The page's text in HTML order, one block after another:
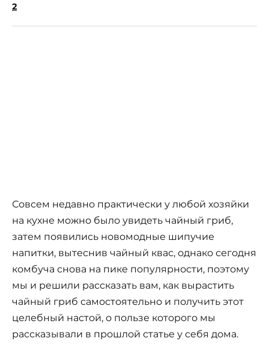
2
Совсем недавно практически у любой хозяйки
на кухне можно было увидеть чайный гриб,
затем появились новомодные шипучие
напитки, вытеснив чайный квас, однако сегодня
комбуча снова на пике популярности, поэтому
мы и решили рассказать вам, как вырастить
чайный гриб самостоятельно и получить этот
целебный настой, о пользе которого мы
рассказывали в прошлой статье у себя дома.